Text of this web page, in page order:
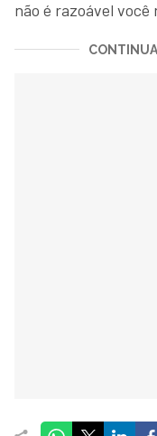
não é razoável